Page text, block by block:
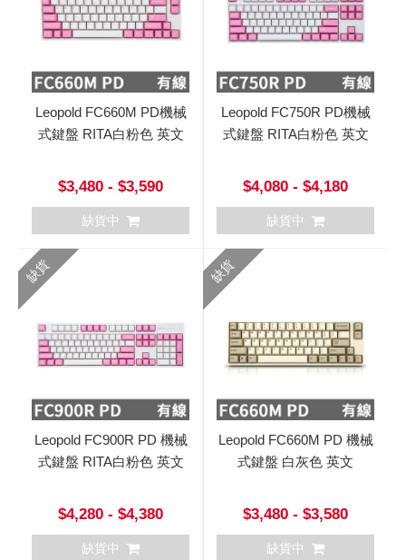
Leopold FC660M PD機械
式鍵盤 RITA白粉色 英文
$3,480 - $3,590
缺貨中
Leopold FC750R PD機械
式鍵盤 RITA白粉色 英文
$4,080 - $4,180
缺貨中
缺貨
Leopold FC900R PD 機械
式鍵盤 RITA白粉色 英文
$4,280 - $4,380
缺貨中
缺貨
Leopold FC660M PD 機械
式鍵盤 白灰色 英文
$3,480 - $3,580
缺貨中